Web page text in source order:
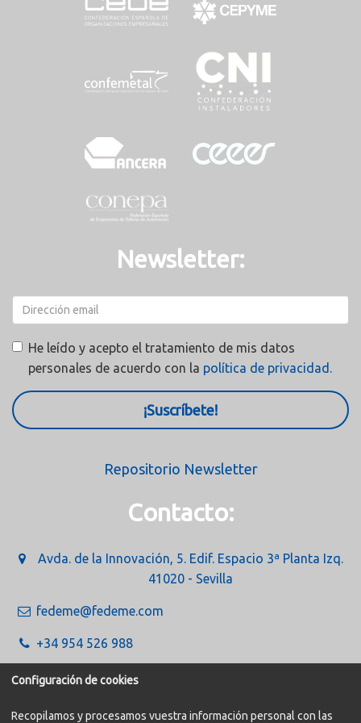
Newsletter:
He leído y acepto el tratamiento de mis datos
personales de acuerdo con la política de privacidad.
¡Suscríbete!
Repositorio Newsletter
Contacto:
Avda. de la Innovación, 5. Edif. Espacio 3ª Planta Izq.
41020 - Sevilla
fedeme@fedeme.com
+34 954 526 988
Configuración de cookies
Recopilamos y procesamos vuestra información personal con las